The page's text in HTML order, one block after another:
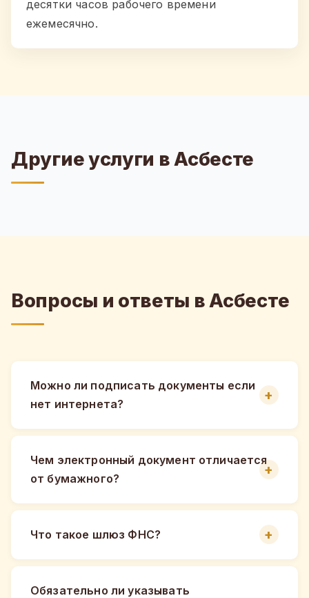
десятки часов рабочего времени
ежемесячно.
Другие услуги в Асбесте
Вопросы и ответы в Асбесте
Можно ли подписать документы если
нет интернета?
Чем электронный документ отличается
от бумажного?
Что такое шлюз ФНС?
Обязательно ли указывать